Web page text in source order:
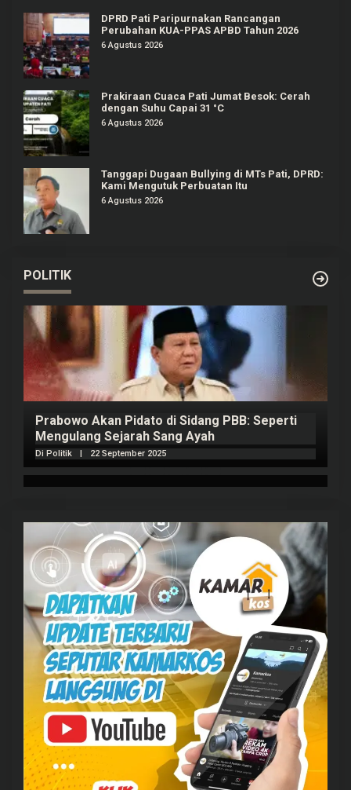
DPRD Pati Paripurnakan Rancangan
Perubahan KUA-PPAS APBD Tahun 2026
6 Agustus 2026
Prakiraan Cuaca Pati Jumat Besok: Cerah
dengan Suhu Capai 31 °C
6 Agustus 2026
Tanggapi Dugaan Bullying di MTs Pati, DPRD:
Kami Mengutuk Perbuatan Itu
6 Agustus 2026
POLITIK
Prabowo Akan Pidato di Sidang PBB: Seperti
Mengulang Sejarah Sang Ayah
Di Politik | 22 September 2025